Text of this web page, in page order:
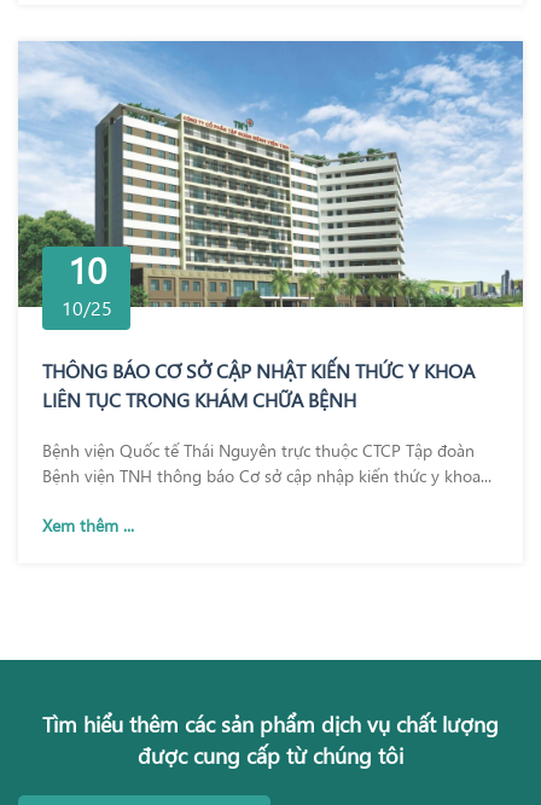
10
10/25
THÔNG BÁO CƠ SỞ CẬP NHẬT KIẾN THỨC Y KHOA
LIÊN TỤC TRONG KHÁM CHỮA BỆNH
Bệnh viện Quốc tế Thái Nguyên trực thuộc CTCP Tập đoàn
Bệnh viện TNH thông báo Cơ sở cập nhập kiến thức y khoa...
Xem thêm ...
Tìm hiểu thêm các sản phẩm dịch vụ chất lượng
được cung cấp từ chúng tôi